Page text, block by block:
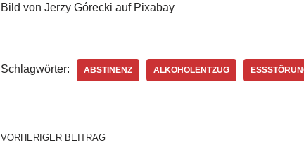
Bild von Jerzy Górecki auf Pixabay
Schlagwörter: ABSTINENZ ALKOHOLENTZUG
VORHERIGER BEITRAG